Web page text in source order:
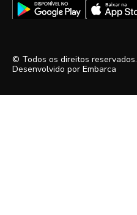
© Todos os direitos reservados.
Desenvolvido por Embarca